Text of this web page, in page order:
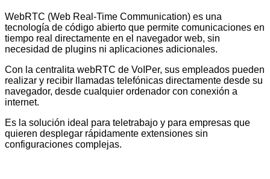
WebRTC (Web Real-Time Communication) es una
tecnología de código abierto que permite comunicaciones en
tiempo real directamente en el navegador web, sin
necesidad de plugins ni aplicaciones adicionales.
Con la centralita webRTC de VoIPer, sus empleados pueden
realizar y recibir llamadas telefónicas directamente desde su
navegador, desde cualquier ordenador con conexión a
internet.
Es la solución ideal para teletrabajo y para empresas que
quieren desplegar rápidamente extensiones sin
configuraciones complejas.